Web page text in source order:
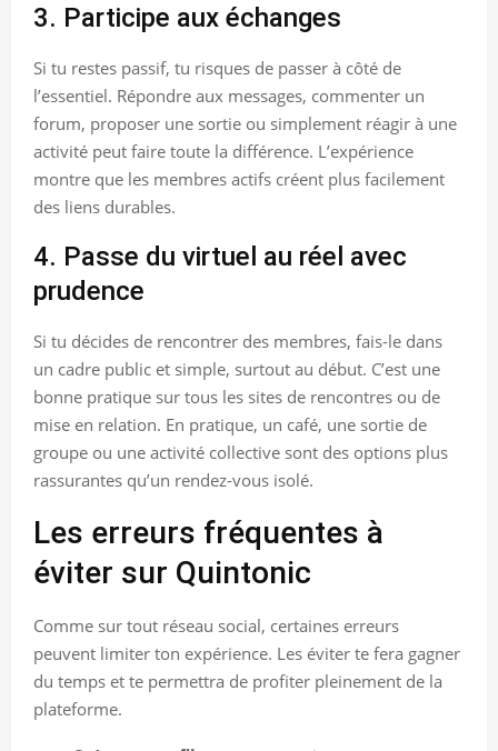
3. Participe aux échanges
Si tu restes passif, tu risques de passer à côté de
l’essentiel. Répondre aux messages, commenter un
forum, proposer une sortie ou simplement réagir à une
activité peut faire toute la différence. L’expérience
montre que les membres actifs créent plus facilement
des liens durables.
4. Passe du virtuel au réel avec
prudence
Si tu décides de rencontrer des membres, fais-le dans
un cadre public et simple, surtout au début. C’est une
bonne pratique sur tous les sites de rencontres ou de
mise en relation. En pratique, un café, une sortie de
groupe ou une activité collective sont des options plus
rassurantes qu’un rendez-vous isolé.
Les erreurs fréquentes à
éviter sur Quintonic
Comme sur tout réseau social, certaines erreurs
peuvent limiter ton expérience. Les éviter te fera gagner
du temps et te permettra de profiter pleinement de la
plateforme.